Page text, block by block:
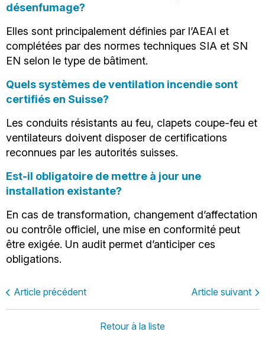
désenfumage?
Elles sont principalement définies par l’AEAI et
complétées par des normes techniques SIA et SN
EN selon le type de bâtiment.
Quels systèmes de ventilation incendie sont
certifiés en Suisse?
Les conduits résistants au feu, clapets coupe-feu et
ventilateurs doivent disposer de certifications
reconnues par les autorités suisses.
Est-il obligatoire de mettre à jour une
installation existante?
En cas de transformation, changement d’affectation
ou contrôle officiel, une mise en conformité peut
être exigée. Un audit permet d’anticiper ces
obligations.
Article précédent Article suivant
Retour à la liste